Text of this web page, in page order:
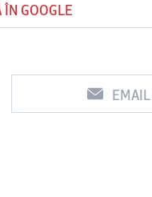
ÎN GOOGLE
EMAIL